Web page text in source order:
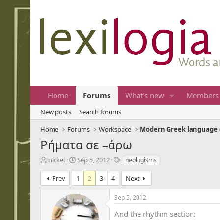
Home Forums What's new Members
New posts
Search forums
Home
Forums Workspace Modern Greek language
Ρήματα σε –άρω
T
r
e
nickel
S
a
r
t
d
Sep 5, 2012
T
s
neologisms
Prev 1 2 3 4 Next
Sep 5, 2012
And the rhythm section: